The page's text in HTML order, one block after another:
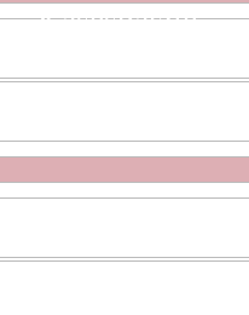
Käsespätzle